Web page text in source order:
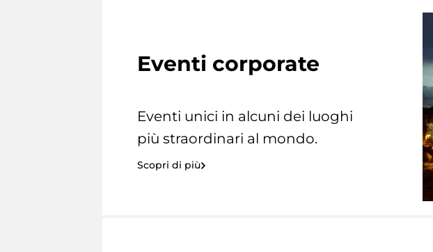
Eventi corporate
Eventi unici in alcuni dei luoghi
più straordinari al mondo.
Scopri di più